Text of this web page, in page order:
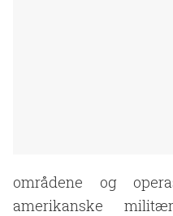
områdene og
amerikanske